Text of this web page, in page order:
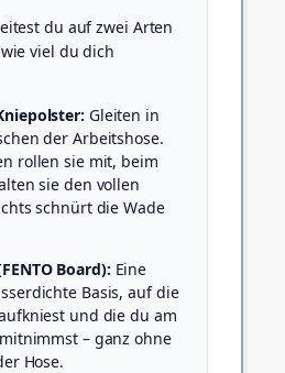
du auf zwei Arten
viel du dich
Gleiten in
der Arbeitshose.
rollen sie mit, beim
sie den vollen
schnürt die Wade
Board): Eine
Basis, auf die
und die du am
– ganz ohne
Hose.